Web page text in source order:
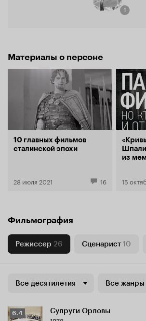
1
Материалы о персоне
10 главных фильмов
сталинской эпохи
28 июля 2021 16
из
15
Фильмография
Режиссер 26 Сценарист 10
Все десятилетия Все жанры
Рейтинг
6.4 Супруги Орловы